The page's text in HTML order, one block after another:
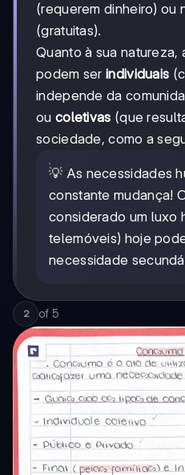
(requerem dinheiro) ou
(gratuitas).
Quanto à sua natureza,
podem serindividuais
independe da
ou coletivas (que
sociedade, como a
💡 As necessidades
constante mudança!
considerado um luxo
telemóveis) hoje
necessidade
2 of 5